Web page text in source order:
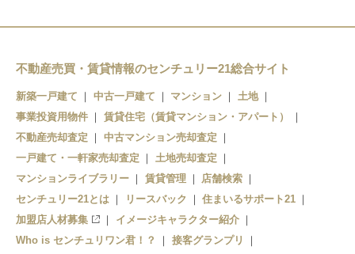
和泉鳥取
不動産売買・賃貸情報のセンチュリー21総合サイト
新築一戸建て 中古一戸建て マンション
土地
事業投資用物件
賃貸住宅（賃貸マンション・アパート）
不動産売却査定
中古マンション売却査定
一戸建て・一軒家売却査定
土地売却査定
マンションライブラリー
賃貸管理
店舗検索
センチュリー21とは
リースバック
住まいるサポート21
加盟店人材募集
イメージキャラクター紹介
Who is センチュリワン君！？
接客グランプリ